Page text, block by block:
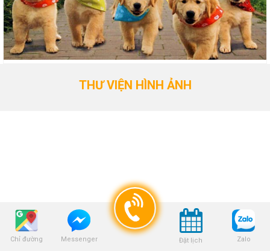
Chỉ đường Messenger Đặt lịch Zalo
THƯ VIỆN HÌNH ẢNH